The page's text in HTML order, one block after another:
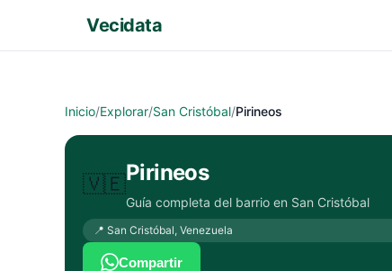
Vecidata
Inicio/Explorar/San Cristóbal/Pirineos
🇻🇪Pirineos
Guía completa del barrio en San Cristóbal
📍 San Cristóbal, Venezuela
Compartir